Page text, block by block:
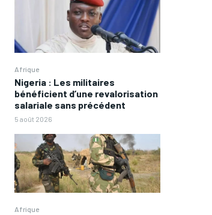
Afrique
Nigeria : Les militaires
bénéficient d’une revalorisation
salariale sans précédent
5 août 2026
Afrique